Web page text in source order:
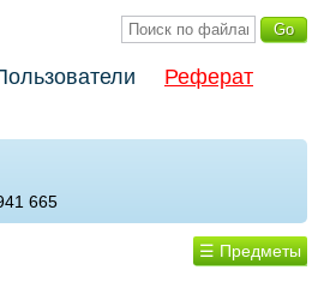
Реферат
665
☰ Предметы